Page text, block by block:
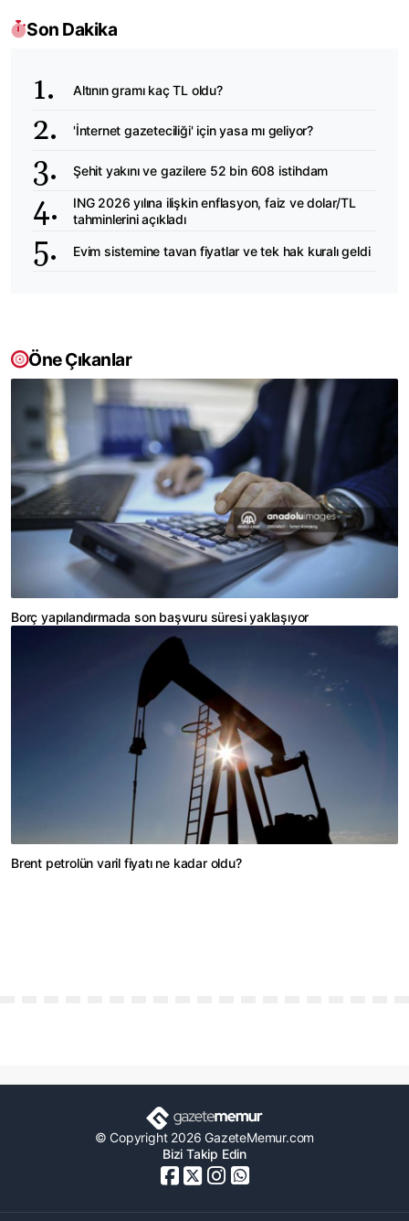
Son Dakika
Altının gramı kaç TL oldu?
'İnternet gazeteciliği' için yasa mı geliyor?
Şehit yakını ve gazilere 52 bin 608 istihdam
ING 2026 yılına ilişkin enflasyon, faiz ve dolar/TL
tahminlerini açıkladı
Evim sistemine tavan fiyatlar ve tek hak kuralı geldi
Öne Çıkanlar
Borç yapılandırmada son başvuru süresi yaklaşıyor
Brent petrolün varil fiyatı ne kadar oldu?
© Copyright 2026 GazeteMemur.com
Bizi Takip Edin